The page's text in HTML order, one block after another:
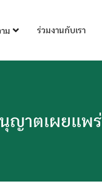
ม ร่วมงานกับเรา
ญาตเผยแพร่